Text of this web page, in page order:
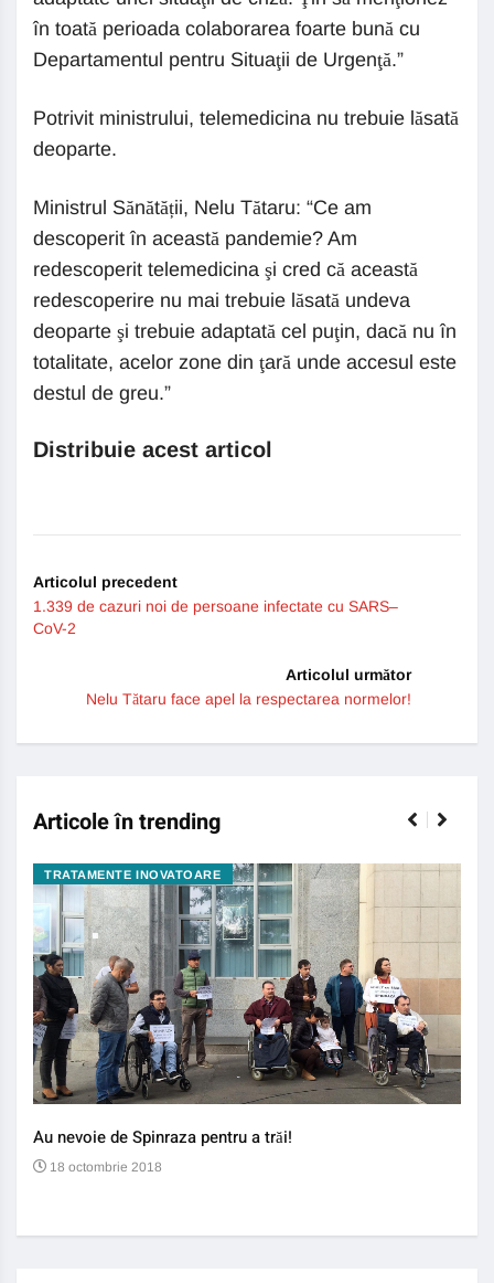
în toată perioada colaborarea foarte bună cu
Departamentul pentru Situaţii de Urgenţă.”
Potrivit ministrului, telemedicina nu trebuie lăsată
deoparte.
Ministrul Sănătății, Nelu Tătaru: “Ce am
descoperit în această pandemie? Am
redescoperit telemedicina şi cred că această
redescoperire nu mai trebuie lăsată undeva
deoparte şi trebuie adaptată cel puţin, dacă nu în
totalitate, acelor zone din ţară unde accesul este
destul de greu.”
Distribuie acest articol
Articolul precedent
1.339 de cazuri noi de persoane infectate cu SARS–
CoV-2
Articolul următor
Nelu Tătaru face apel la respectarea normelor!
Articole în trending
TRATAMENTE INOVATOARE
Au nevoie de Spinraza pentru a trăi!
18 octombrie 2018